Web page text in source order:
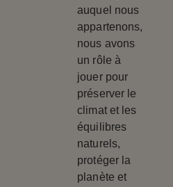
auquel nous
appartenons,
nous avons
un rôle à
jouer pour
préserver le
climat et les
équilibres
naturels,
protéger la
planète et